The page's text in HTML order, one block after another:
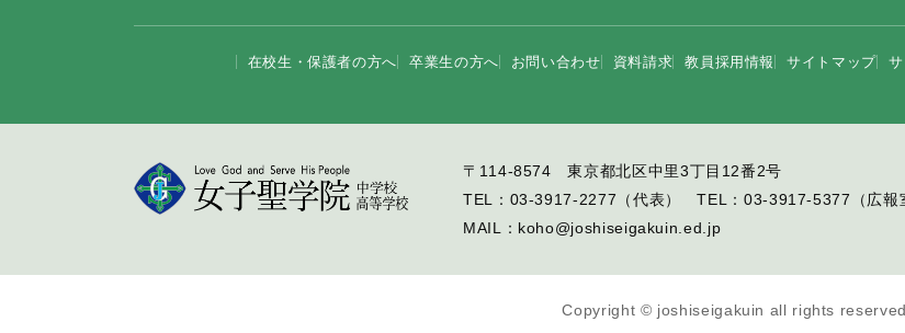
在校生・保護者の方へ 卒業生の方へ お問い合わせ 資料請求 教員採用情報 サイトマップ
〒114-8574 東京都北区中里3丁目12番2号
TEL： 03-3917-2277 （代表）TEL：03-3917-5377 （広
MAIL： koho@joshiseigakuin.ed.jp
Copyright © joshiseigakuin all rights reserved.